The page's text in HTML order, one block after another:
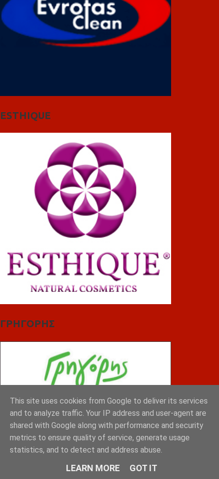
ESTHIQUE
ΓΡΗΓΟΡΗΣ
This site uses cookies from Google to deliver its services
and to analyze traffic. Your IP address and user-agent are
shared with Google along with performance and security
metrics to ensure quality of service, generate usage
statistics, and to detect and address abuse.
LEARN MORE GOT IT